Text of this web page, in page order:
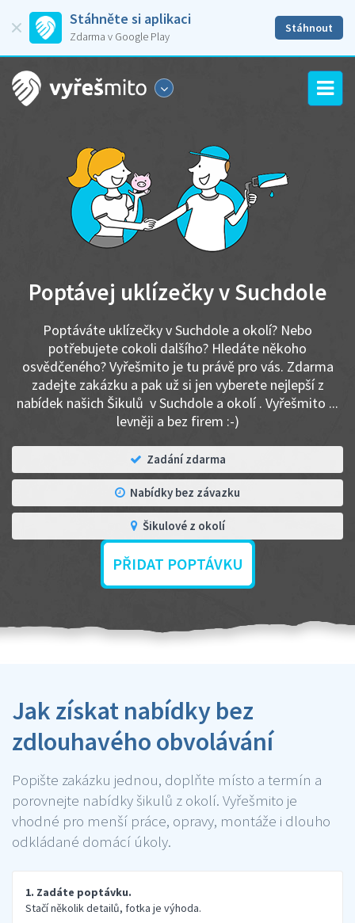
Stáhněte si aplikaci
Zdarma v Google Play
Stáhnout
Poptávej uklízečky v Suchdole
Poptáváte uklízečky v Suchdole a okolí? Nebo
potřebujete cokoli dalšího? Hledáte někoho
osvědčeného? Vyřešmito je tu právě pro vás. Zdarma
zadejte zakázku a pak už si jen vyberete nejlepší z
nabídek našich Šikulů v Suchdole a okolí . Vyřešmito ...
levněji a bez firem :-)
Zadání zdarma
Nabídky bez závazku
Šikulové z okolí
PŘIDAT POPTÁVKU
Jak získat nabídky bez
zdlouhavého obvolávání
Popište zakázku jednou, doplňte místo a termín a
porovnejte nabídky šikulů z okolí. Vyřešmito je
vhodné pro menší práce, opravy, montáže i dlouho
odkládané domácí úkoly.
1. Zadáte poptávku.
Stačí několik detailů, fotka je výhoda.